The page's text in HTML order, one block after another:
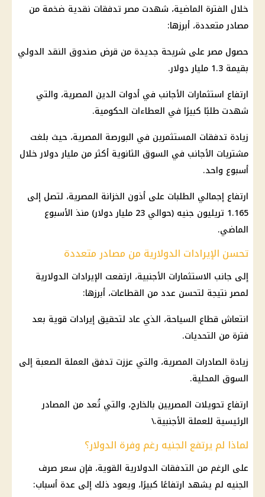
خلال الفترة الماضية، شهدت مصر تدفقات نقدية ضخمة من
مصادر متعددة، أبرزها:
حصول مصر على شريحة جديدة من قرض صندوق النقد الدولي
بقيمة 1.3 مليار دولار.
ارتفاع استثمارات الأجانب في أدوات الدين المصرية، والتي
شهدت طلبًا كبيرًا في العطاءات الحكومية.
زيادة تدفقات المستثمرين في البورصة المصرية، حيث بلغت
مشتريات الأجانب في السوق الثانوية أكثر من مليار دولار خلال
أسبوع واحد.
ارتفاع إجمالي الطلبات على أذون الخزانة المصرية، لتصل إلى
1.165 تريليون جنيه (حوالي 23 مليار دولار) منذ الأسبوع
الماضي.
تحسن الإيرادات الدولارية من مصادر متعددة
إلى جانب الاستثمارات الأجنبية، ارتفعت الإيرادات الدولارية
لمصر نتيجة لتحسن عدد من القطاعات، أبرزها:
انتعاش قطاع السياحة، الذي عاد لتحقيق إيرادات قوية بعد
فترة من التحديات.
زيادة الصادرات المصرية، والتي عززت تدفق العملة الصعبة إلى
السوق المحلية.
ارتفاع تحويلات المصريين بالخارج، والتي تُعد من المصادر
الرئيسية للعملة الأجنبية.\
لماذا لم يرتفع الجنيه رغم وفرة الدولار؟
على الرغم من التدفقات الدولارية القوية، فإن سعر صرف
الجنيه لم يشهد ارتفاعًا كبيرًا، ويعود ذلك إلى عدة أسباب: